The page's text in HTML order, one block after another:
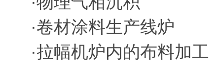
·卷材涂料生产线炉
·拉幅机炉内的布料加工